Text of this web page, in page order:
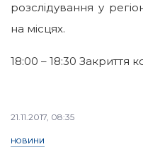
розслідування у
на місцях.
18:00 – 18:30 Закриття
21.11.2017, 08:35
НОВИНИ